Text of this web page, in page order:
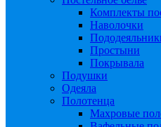
Комплекты
Наволочки
Простыни
Покрывала
Подушки
Одеяла
Полотенца
Махровые